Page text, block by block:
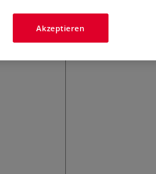
Akzeptieren